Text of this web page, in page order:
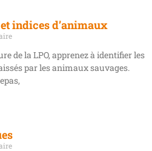
indices d’animaux
de la LPO, apprenez à identifier les
par les animaux sauvages.